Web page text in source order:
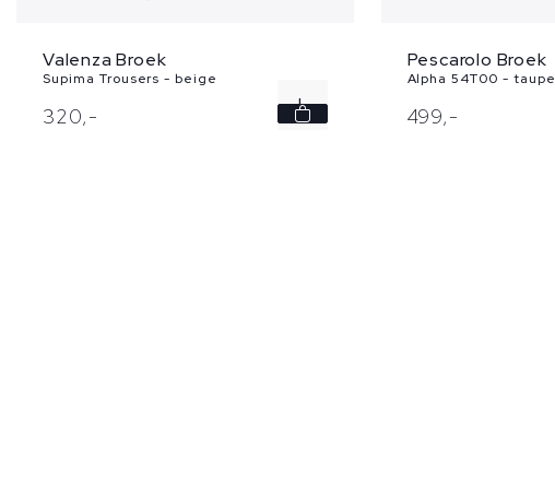
Valenza Broek
Supima Trousers - beige
320,- L
Pescarolo Broek
Alpha 54T00 - taupe
499,-